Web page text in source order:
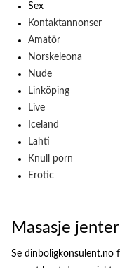
Sex
Kontaktannonser
Amatör
Norskeleona
Nude
Linköping
Live
Iceland
Lahti
Knull porn
Erotic
Masasje
Se dinboligkonsulent.no